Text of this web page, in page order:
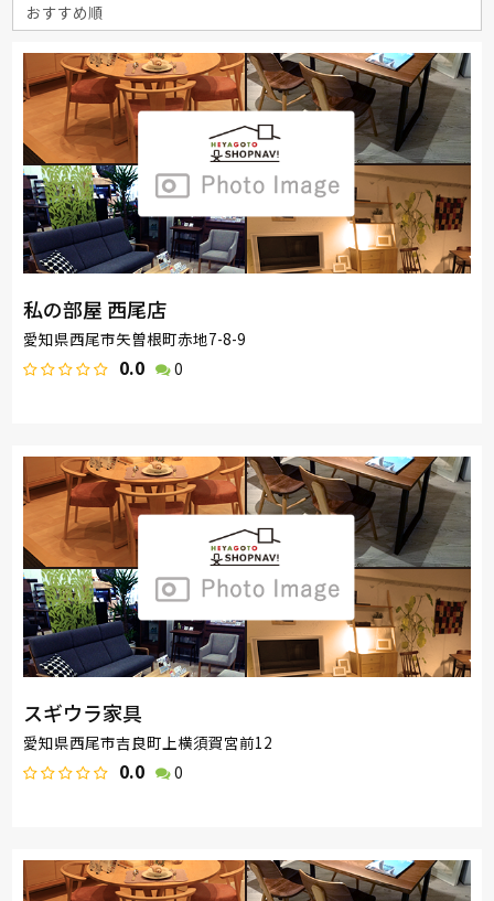
私の部屋 西尾店
愛知県西尾市矢曽根町赤地7-8-9
0.0 0
スギウラ家具
愛知県西尾市吉良町上横須賀宮前12
0.0 0